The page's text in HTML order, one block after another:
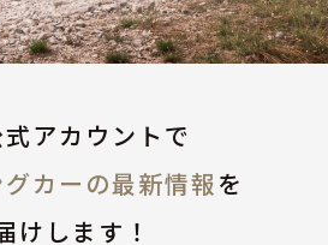
式アカウントで
カーの最新情報を
けします！